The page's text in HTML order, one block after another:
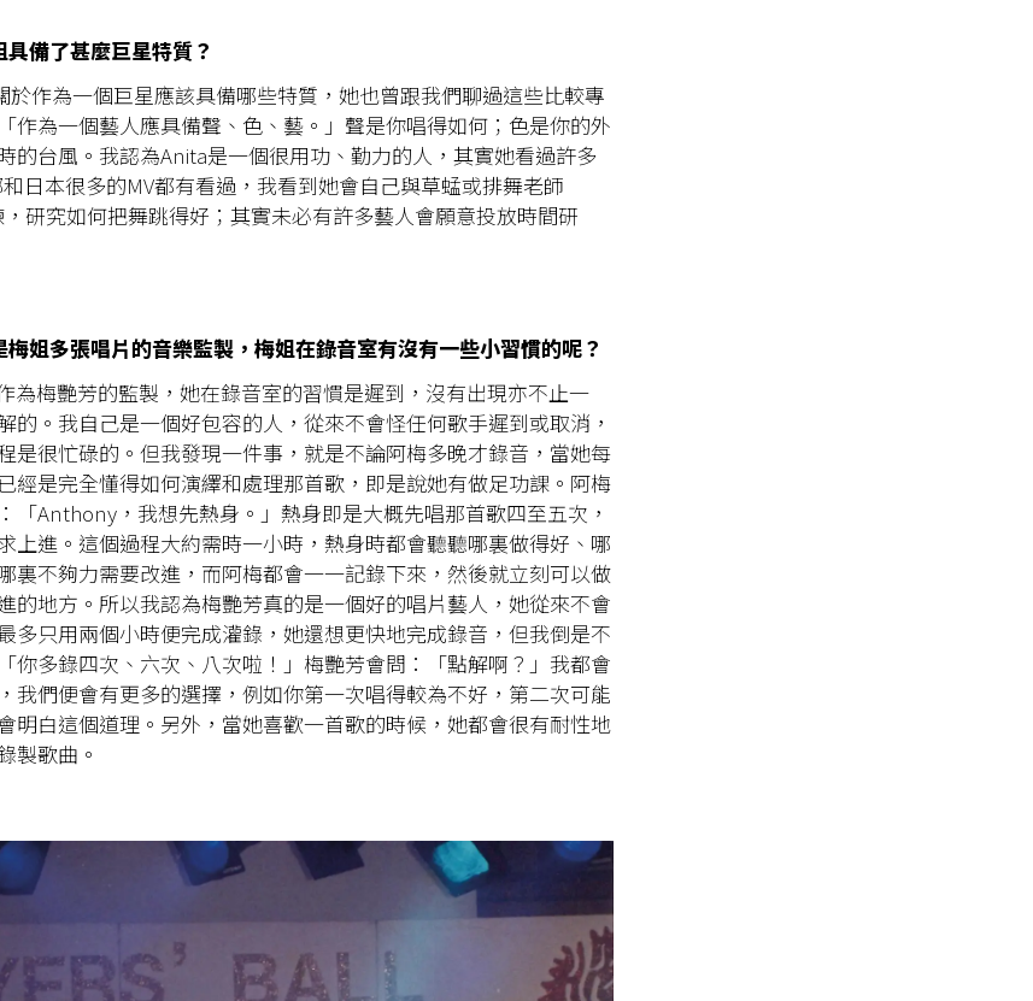
備了甚麼巨星特質？
於作為一個巨星應該具備哪些特質，她也曾跟我們聊過這些比較專
作為一個藝人應具備聲、色、藝。」聲是你唱得如何；色是你的外
的台風。我認為Anita是一個很用功、勤力的人，其實她看過許多
日本很多的MV都有看過，我看到她會自己與草蜢或排舞老師
研究如何把舞跳得好；其實未必有許多藝人會願意投放時間研
姐多張唱片的音樂監製，梅姐在錄音室有沒有一些小習慣的呢？
為梅艷芳的監製，她在錄音室的習慣是遲到，沒有出現亦不止一
的。我自己是一個好包容的人，從來不會怪任何歌手遲到或取消，
是很忙碌的。但我發現一件事，就是不論阿梅多晚才錄音，當她每
經是完全懂得如何演繹和處理那首歌，即是說她有做足功課。阿梅
「Anthony，我想先熱身。」熱身即是大概先唱那首歌四至五次，
上進。這個過程大約需時一小時，熱身時都會聽聽哪裏做得好、哪
裏不夠力需要改進，而阿梅都會一一記錄下來，然後就立刻可以做
的地方。所以我認為梅艷芳真的是一個好的唱片藝人，她從來不會
多只用兩個小時便完成灌錄，她還想更快地完成錄音，但我倒是不
你多錄四次、六次、八次啦！」梅艷芳會問：「點解啊？」我都會
我們便會有更多的選擇，例如你第一次唱得較為不好，第二次可能
明白這個道理。另外，當她喜歡一首歌的時候，她都會很有耐性地
製歌曲。